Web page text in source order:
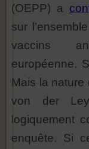
(OEPP) a
sur
vaccins
européenne.
Mais la nature
von der
logiquement
enquête. Si